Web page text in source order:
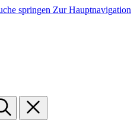
springen Zur Hauptnavigation